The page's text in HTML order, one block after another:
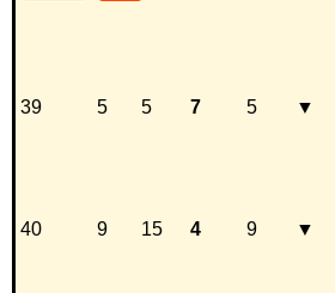
39 5 5 7 5 ▼
40 9 15 4 9 ▼